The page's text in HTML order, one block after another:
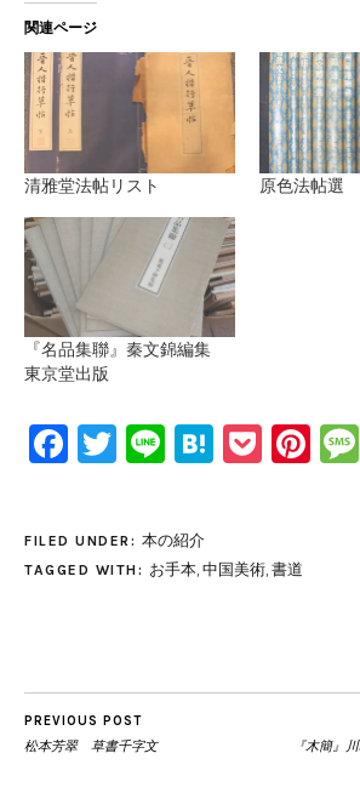
関連ページ
清雅堂法帖リスト 原色法帖選
『名品集聯』秦文錦編集
東京堂出版
Facebook
Twitter
LineHatena
FILED UNDER: 本の紹介
TAGGED WITH: お手本, 中国美術, 書道
PREVIOUS POST
松本芳翠 草書千字文 『木簡』